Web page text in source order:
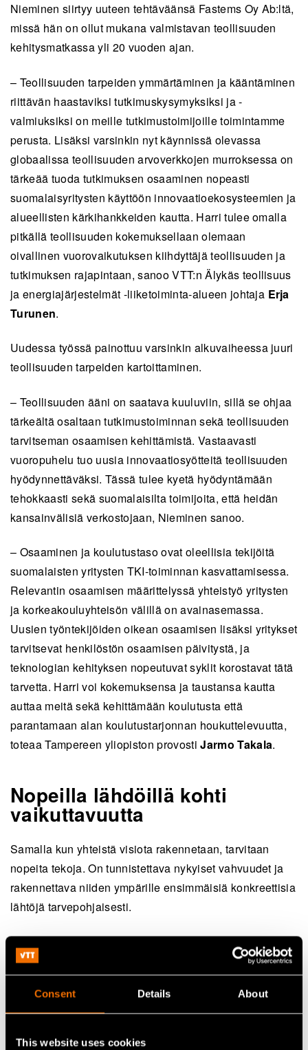
Consent Details About
This website uses cookies
Nieminen siirtyy uuteen tehtäväänsä Fastems Oy Ab:ltä,
missä hän on ollut mukana valmistavan teollisuuden
kehitysmatkassa yli 20 vuoden ajan.
– Teollisuuden tarpeiden ymmärtäminen ja kääntäminen
riittävän haastaviksi tutkimuskysymyksiksi ja -
valmiuksiksi on meille tutkimustoimijoille toimintamme
perusta. Lisäksi varsinkin nyt käynnissä olevassa
globaalissa teollisuuden arvoverkkojen murroksessa on
tärkeää tuoda tutkimuksen osaaminen nopeasti
suomalaisyritysten käyttöön innovaatioekosysteemien ja
alueellisten kärkihankkeiden kautta. Harri tulee omalla
pitkällä teollisuuden kokemuksellaan olemaan
oivallinen vuorovaikutuksen kiihdyttäjä teollisuuden ja
tutkimuksen rajapintaan, sanoo VTT:n Älykäs teollisuus
ja energiajärjestelmät -liiketoiminta-alueen johtaja Erja
Turunen.
Uudessa työssä painottuu varsinkin alkuvaiheessa juuri
teollisuuden tarpeiden kartoittaminen.
– Teollisuuden ääni on saatava kuuluviin, sillä se ohjaa
tärkeältä osaltaan tutkimustoiminnan sekä teollisuuden
tarvitseman osaamisen kehittämistä. Vastaavasti
vuoropuhelu tuo uusia innovaatiosyötteitä teollisuuden
hyödynnettäväksi. Tässä tulee kyetä hyödyntämään
tehokkaasti sekä suomalaisilta toimijoita, että heidän
kansainvälisiä verkostojaan, Nieminen sanoo.
– Osaaminen ja koulutustaso ovat oleellisia tekijöitä
suomalaisten yritysten TKI-toiminnan kasvattamisessa.
Relevantin osaamisen määrittelyssä yhteistyö yritysten
ja korkeakouluyhteisön välillä on avainasemassa.
Uusien työntekijöiden oikean osaamisen lisäksi yritykset
tarvitsevat henkilöstön osaamisen päivitystä, ja
teknologian kehityksen nopeutuvat syklit korostavat tätä
tarvetta. Harri voi kokemuksensa ja taustansa kautta
auttaa meitä sekä kehittämään koulutusta että
parantamaan alan koulutustarjonnan houkuttelevuutta,
toteaa Tampereen yliopiston provostiJarmo Takala.
Nopeilla lähdöillä kohti
vaikuttavuutta
Samalla kun yhteistä visiota rakennetaan, tarvitaan
nopeita tekoja. On tunnistettava nykyiset vahvuudet ja
rakennettava niiden ympärille ensimmäisiä konkreettisia
lähtöjä tarvepohjaisesti.
– Uudistuminen isossa kuvassa ottaa aikansa ja
kyseessä on yhteinen matka. Nopeat lähdöt ovat silti
keskeisen tärkeitä: on hyvä muistaa, että pienikin askel
voi käynnistää jotakin suurta, Nieminen kiteyttää.
Lisätietoja: